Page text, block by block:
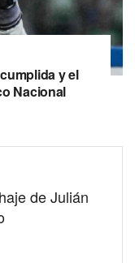
y el
Nacional
de Julián